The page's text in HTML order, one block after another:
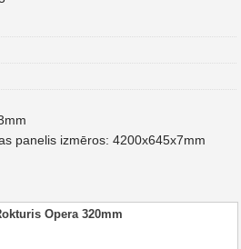
panelis izmēros: 4200x645x7mm
Opera 320mm